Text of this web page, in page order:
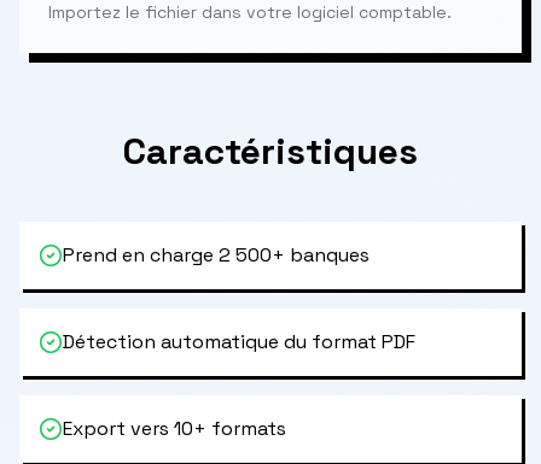
Importez le fichier dans votre logiciel comptable.
Caractéristiques
Prend en charge 2 500+ banques
Détection automatique du format PDF
Export vers 10+ formats